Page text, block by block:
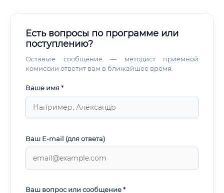
Есть вопросы по программе или
поступлению?
Оставьте сообщение — методист приемной
комиссии ответит вам в ближайшее время.
Ваше имя *
Ваш E-mail (для ответа)
Ваш вопрос или сообщение *